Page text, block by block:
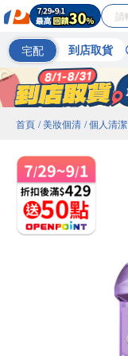
宅配 到店取貨
首頁 / 美妝個清 / 個人清潔